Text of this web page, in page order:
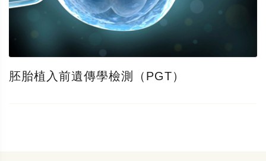
胚胎植入前遺傳學檢測（PGT）